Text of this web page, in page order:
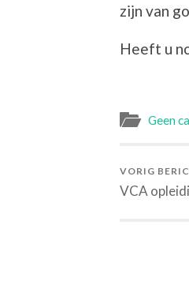
zijn van
Heeft u
Geen
VORIG
VCA